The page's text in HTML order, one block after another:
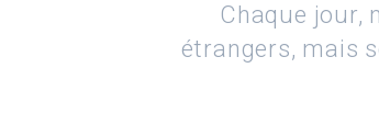
Chaque jour,
étrangers, mais